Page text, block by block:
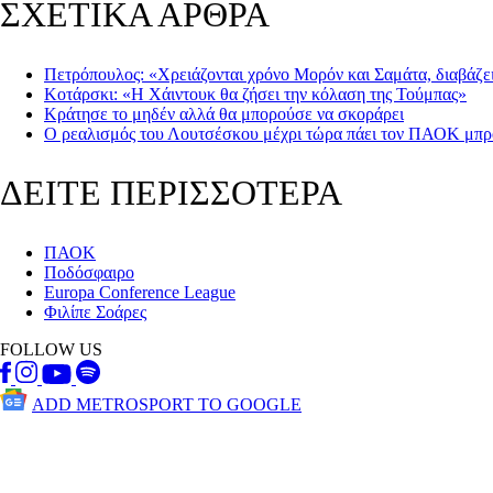
ΣΧΕΤΙΚΑ ΑΡΘΡΑ
Πετρόπουλος: «Χρειάζονται χρόνο Μορόν και Σαμάτα,
Κοτάρσκι: «Η Χάιντουκ θα ζήσει την κόλαση της Τούμπας»
Κράτησε το μηδέν αλλά θα μπορούσε να σκοράρει
Ο ρεαλισμός του Λουτσέσκου μέχρι τώρα πάει τον ΠΑΟΚ
ΔΕΙΤΕ ΠΕΡΙΣΣΟΤΕΡΑ
ΠΑΟΚ
Ποδόσφαιρο
Europa Conference League
Φιλίπε Σοάρες
FOLLOW US
ADD METROSPORT TO GOOGLE